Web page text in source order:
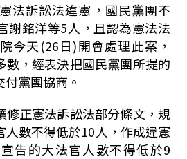
法訴訟法違憲，國民黨團不
謝銘洋等5人，且認為憲法法
今天(26日)開會處理此案，
數，經表決把國民黨團所提的
黨團協商。
修正憲法訴訟法部分條文，規
人數不得低於10人，作成違憲
告的大法官人數不得低於9